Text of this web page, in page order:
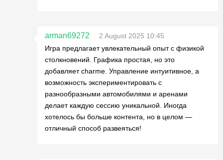
arman69272
2 August 2025 10:45
Игра предлагает увлекательный опыт с физикой
столкновений. Графика простая, но это
добавляет charme. Управление интуитивное, а
возможность экспериментировать с
разнообразными автомобилями и аренами
делает каждую сессию уникальной. Иногда
хотелось бы больше контента, но в целом —
отличный способ развеяться!